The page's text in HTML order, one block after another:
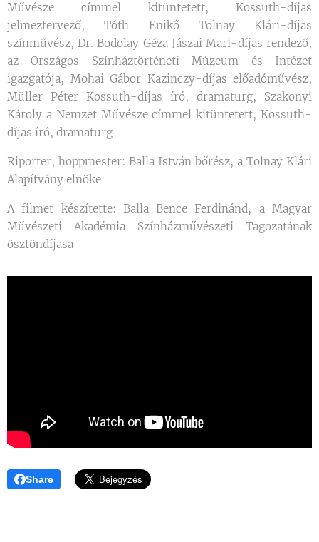
Művésze címmel kitüntetett, Kossuth-díjas
jelmeztervező, Tóth Enikő Tolnay Klári-díjas
színművész, Dr. Bodolay Géza Jászai Mari-díjas rendező,
az Országos Színháztörténeti Múzeum és Intézet
igazgatója, Mohai Gábor Kazinczy-díjas előadóművész,
Müller Péter Kossuth-díjas író, dramaturg, Szakonyi
Károly a Nemzet Művésze címmel kitüntetett, Kossuth-
díjas író, dramaturg
Riporter, hoppmester: Balla István bőrész, a Tolnay Klári
Alapítvány elnöke
A filmet készítette: Balla Bence Ferdinánd, a Magyar
Művészeti Akadémia Színházművészeti Tagozatának
ösztöndíjasa
Share